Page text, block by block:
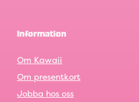
Information
Om Kawaii
Om presentkort
Jobba hos oss